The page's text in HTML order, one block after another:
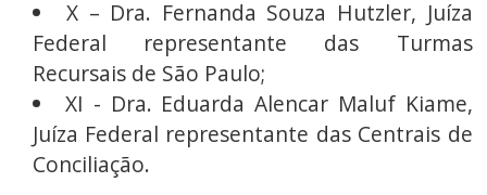
X – Dra. Fernanda Souza Hutzler, Juíza
Federal representante das Turmas
Recursais de São Paulo;
XI - Dra. Eduarda Alencar Maluf Kiame,
Juíza Federal representante das Centrais de
Conciliação.